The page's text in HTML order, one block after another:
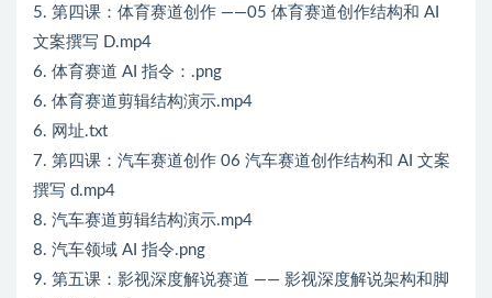
5. 第四课：体育赛道创作 ——05 体育赛道创作结构和 AI
文案撰写 D.mp4
6. 体育赛道 AI 指令：.png
6. 体育赛道剪辑结构演示.mp4
6. 网址.txt
7. 第四课：汽车赛道创作 06 汽车赛道创作结构和 AI 文案
撰写 d.mp4
8. 汽车赛道剪辑结构演示.mp4
8. 汽车领域 AI 指令.png
9. 第五课：影视深度解说赛道 —— 影视深度解说架构和脚